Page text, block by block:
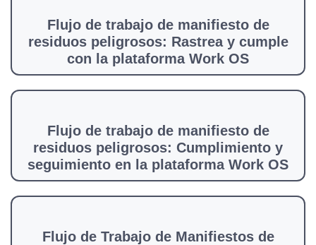
Flujo de trabajo de manifiesto de
residuos peligrosos: Rastrea y cumple
con la plataforma Work OS
Flujo de trabajo de manifiesto de
residuos peligrosos: Cumplimiento y
seguimiento en la plataforma Work OS
Flujo de Trabajo de Manifiestos de